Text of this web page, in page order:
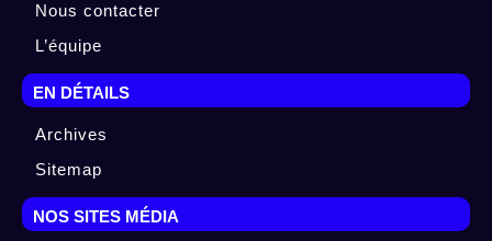
Nous contacter
L’équipe
EN DÉTAILS
Archives
Sitemap
NOS SITES MÉDIA